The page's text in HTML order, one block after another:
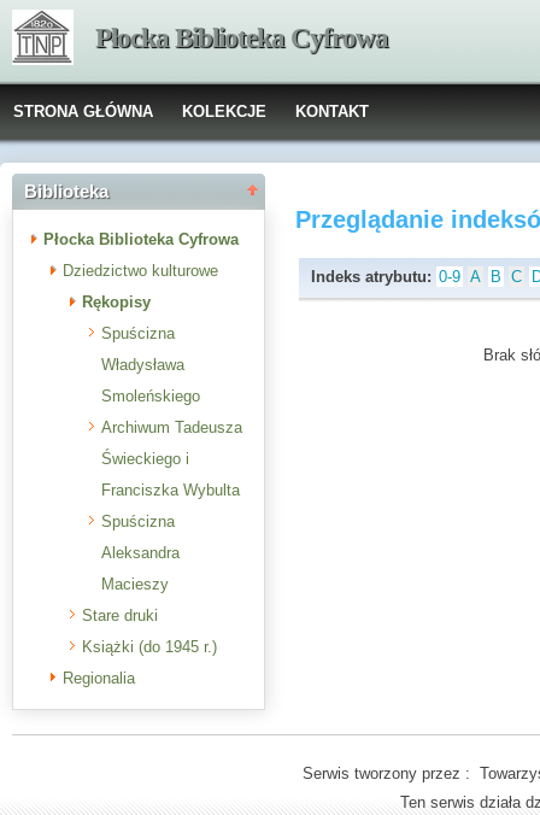
Płocka Biblioteka Cyfrowa
STRONA GŁÓWNA KOLEKCJE KONTAKT
Biblioteka
Płocka Biblioteka Cyfrowa
Dziedzictwo kulturowe
Rękopisy
Spuścizna
Władysława
Smoleńskiego
Archiwum Tadeusza
Świeckiego i
Franciszka Wybulta
Spuścizna
Aleksandra
Macieszy
Stare druki
Książki (do 1945 r.)
Regionalia
Przeglądanie
Indeks atrybutu: 0-9 A B C
Brak
Serwis tworzony przez :
Ten serwis działa